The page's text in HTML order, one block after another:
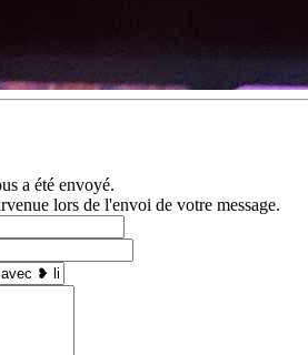
a été envoyé.
lors de l'envoi de votre message.